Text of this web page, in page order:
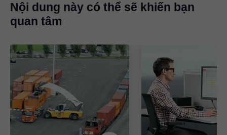
Nội dung này có thể sẽ khiến bạn
quan tâm